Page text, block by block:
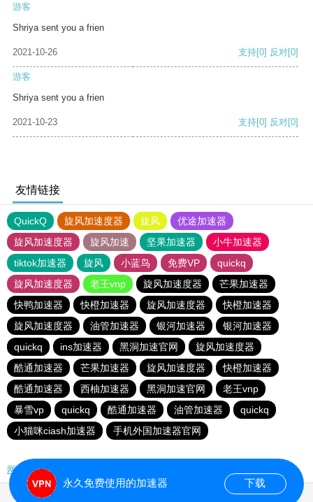
游客
Shriya sent you a frien
2021-10-26 支持[0] 反对[0]
游客
Shriya sent you a frien
2021-10-23 支持[0] 反对[0]
友情链接
QuickQ 旋风加速度器 旋风
优途加速器
旋风加速度器
旋风加速 坚果加速器
小牛加速器
tiktok加速器
旋风 小蓝鸟 免费VP
quickq
旋风加速度器
老王vnp 旋风加速度器
芒果加速器
快鸭加速器
快橙加速器 旋风加速度器
快橙加速器
旋风加速度器
油管加速器 银河加速器
银河加速器
quickq
ins加速器 黑洞加速官网
旋风加速度器
酷通加速器
芒果加速器 旋风加速度器
快橙加速器
酷通加速器
西柚加速器 黑洞加速官网
老王vnp
暴雪vp
quickq 酷通加速器 油管加速器
quickq
小猫咪ciash加速器
手机外国加速器官网
网站地图
永久免费使用的加速器 下载